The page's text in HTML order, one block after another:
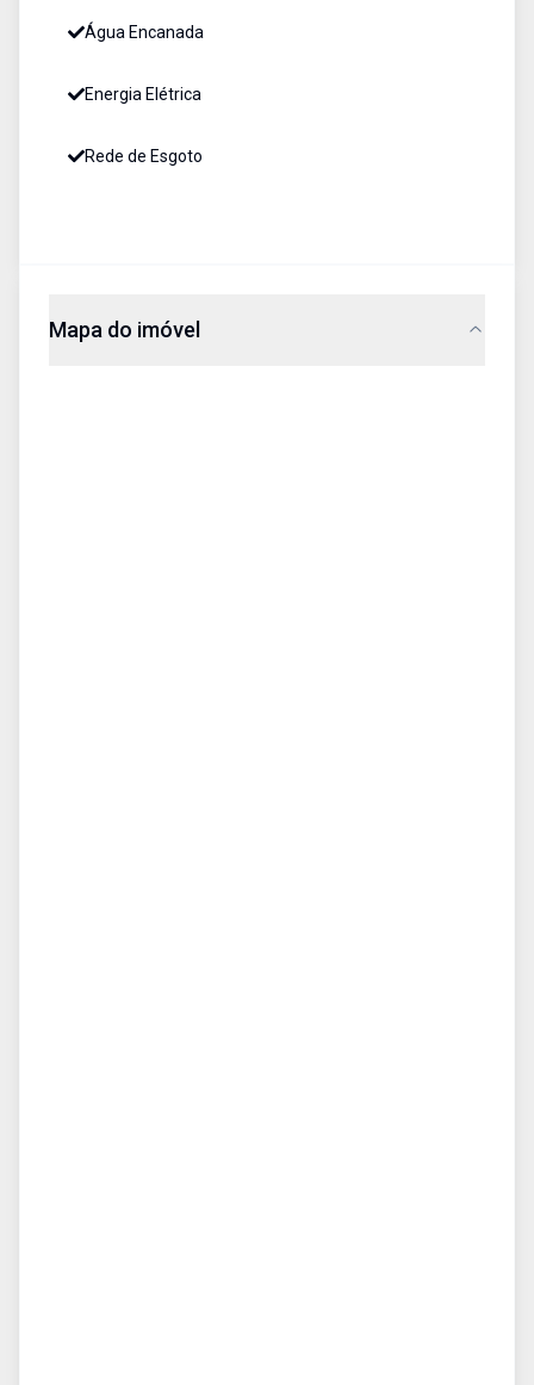
Água Encanada
Energia Elétrica
Rede de Esgoto
Mapa do imóvel